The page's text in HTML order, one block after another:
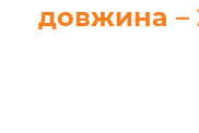
довжина –